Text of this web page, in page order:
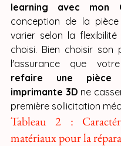
learning avec mon
conception de la
varier selon la
choisi. Bien choisir son
refaire une pièce
imprimante 3D ne
première sollicitation
Tableau 2 :
matériaux pour la